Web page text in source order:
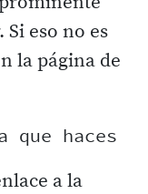
eso no es
la página de
a la